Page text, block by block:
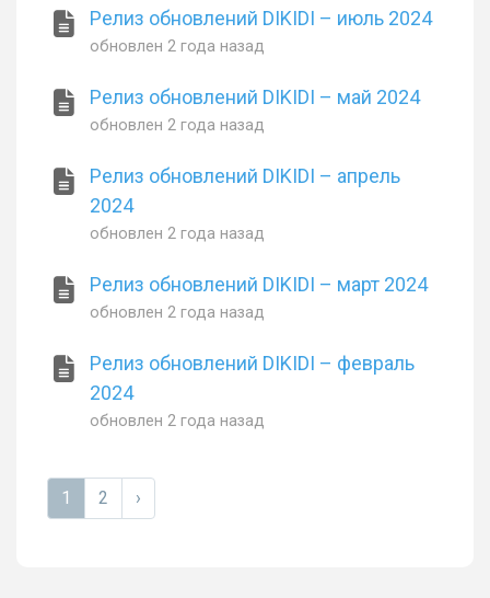
Релиз обновлений DIKIDI – июль 2024
обновлен2 года назад
Релиз обновлений DIKIDI – май 2024
обновлен2 года назад
Релиз обновлений DIKIDI – апрель
2024
обновлен2 года назад
Релиз обновлений DIKIDI – март 2024
обновлен2 года назад
Релиз обновлений DIKIDI – февраль
2024
обновлен2 года назад
1 2 ›